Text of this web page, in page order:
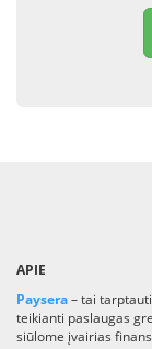
APIE
Paysera– tai
teikianti paslaugas
siūlome įvairias